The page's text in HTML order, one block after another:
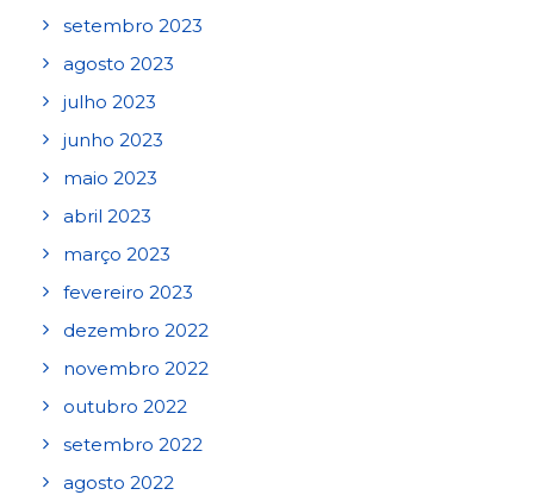
setembro 2023
agosto 2023
julho 2023
junho 2023
maio 2023
abril 2023
março 2023
fevereiro 2023
dezembro 2022
novembro 2022
outubro 2022
setembro 2022
agosto 2022